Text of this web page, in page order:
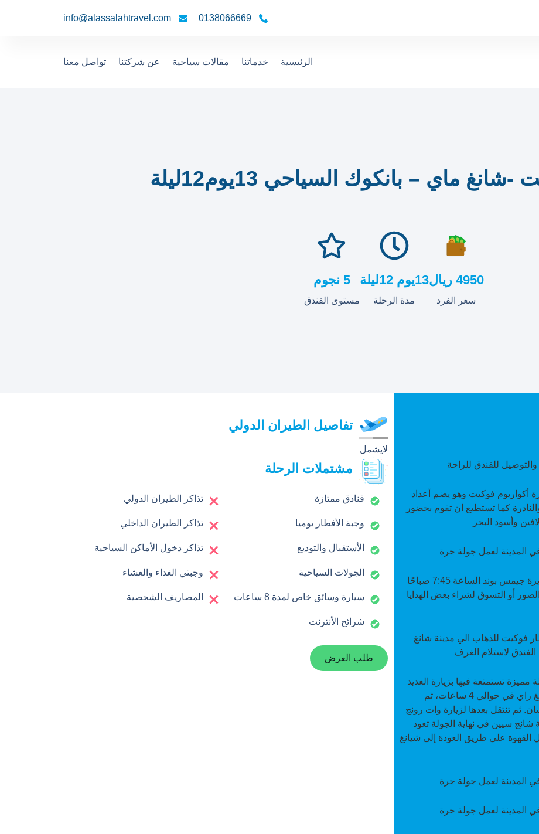
0138066669
info@alassalahtravel.com
الرئيسية خدماتنا مقالات سياحية عن شركتنا تواصل معنا
ماي – بانكوك السياحي 13يوم12ليلة
4950 ريال
سعر الفرد
13يوم 12ليلة
مدة الرحلة
5 نجوم
مستوى الفندق
للفندق للراحة
أكواريوم فوكيت وهو يضم أعداد
كما تستطيع ان تقوم بحضور
وأسود البحر
في المدينة لعمل جولة حرة
بعد تناول الإفطار في الفندق سوف نتوجه إلى جزيرة جيمس بوند الساعة 7:45 صباحًا
أو التسوق لشراء بعض الهدايا
فوكيت للذهاب الي مدينة شانغ
لاستلام الغرف
تستمتعة فيها بزيارة العديد
من الأماكن في شيانج ماي تبدأ رحلتك بزيارة شيانغ راي في حوالي 4 ساعات، ثم
في ماي ختشان. ثم تنتقل بعدها لزيارة وات رونج
شانج سيين في نهاية الجولة تعود
القهوة علي طريق العودة إلى شيانغ
في المدينة لعمل جولة حرة
في المدينة لعمل جولة حرة
تفاصيل الطيران الدولي
لايشمل
مشتملات الرحلة
فنادق ممتازة
وجبة الأفطار يوميا
الأستقبال والتوديع
الجولات السياحية
سيارة وسائق خاص لمدة 8 ساعات
شرائح الأنترنت
تذاكر الطيران الدولي
تذاكر الطيران الداخلي
تذاكر دخول الأماكن السياحية
وجبتي الغداء والعشاء
المصاريف الشحصية
طلب العرض